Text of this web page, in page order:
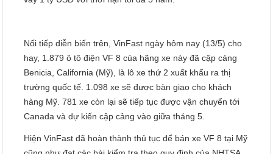
Nối tiếp diễn biến trên, VinFast ngày hôm nay (13/5) cho
hay, 1.879 ô tô điện VF 8 của hãng xe này đã cập cảng
Benicia, California (Mỹ), là lô xe thứ 2 xuất khẩu ra thị
trường quốc tế. 1.098 xe sẽ được bàn giao cho khách
hàng Mỹ. 781 xe còn lại sẽ tiếp tục được vận chuyển tới
Canada và dự kiến cập cảng vào giữa tháng 5.
Hiện VinFast đã hoàn thành thủ tục để bán xe VF 8 tại Mỹ